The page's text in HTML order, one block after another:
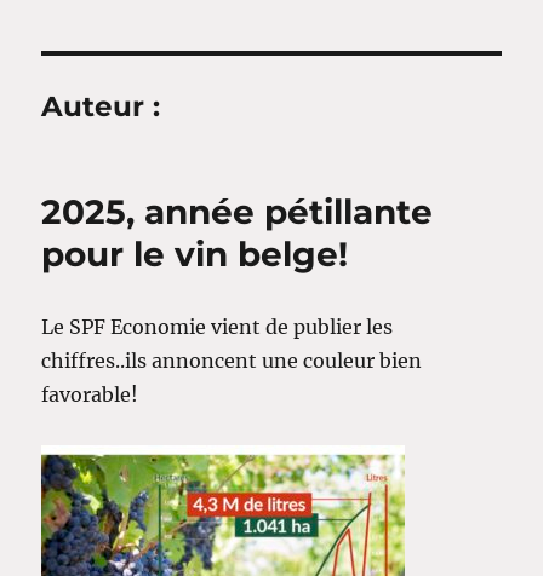
Auteur :
2025, année pétillante
pour le vin belge!
Le SPF Economie vient de publier les
chiffres..ils annoncent une couleur bien
favorable!